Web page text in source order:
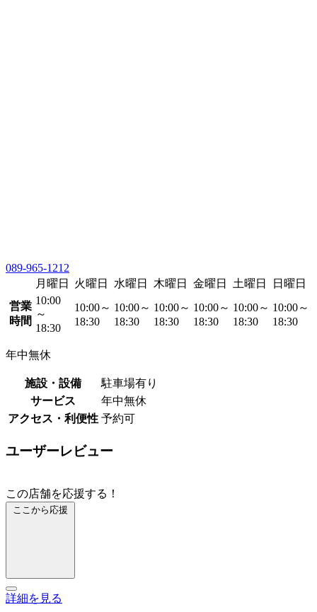
089-965-1212
月曜日
火曜日 水曜日 木曜日 金曜日 土曜日
日曜日
営業
時間
10:00
～
18:30
10:00～
18:30
10:00～
18:30
10:00～
18:30
10:00～
18:30
10:00～
18:30
10:00～
18:30
年中無休
施設・設備
駐車場有り
サービス
年中無休
アクセス・利便性 予約可
ユーザーレビュー
この店舗を応援する！
ここから応援
詳細を見る